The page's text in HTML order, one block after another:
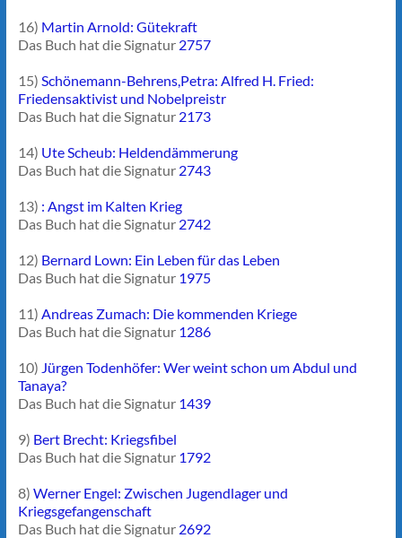
16) Martin Arnold: Gütekraft
Das Buch hat die Signatur 2757
15) Schönemann-Behrens,Petra: Alfred H. Fried:
Friedensaktivist und Nobelpreistr
Das Buch hat die Signatur 2173
14) Ute Scheub: Heldendämmerung
Das Buch hat die Signatur 2743
13) : Angst im Kalten Krieg
Das Buch hat die Signatur 2742
12) Bernard Lown: Ein Leben für das Leben
Das Buch hat die Signatur 1975
11) Andreas Zumach: Die kommenden Kriege
Das Buch hat die Signatur 1286
10) Jürgen Todenhöfer: Wer weint schon um Abdul und
Tanaya?
Das Buch hat die Signatur 1439
9) Bert Brecht: Kriegsfibel
Das Buch hat die Signatur 1792
8) Werner Engel: Zwischen Jugendlager und
Kriegsgefangenschaft
Das Buch hat die Signatur 2692